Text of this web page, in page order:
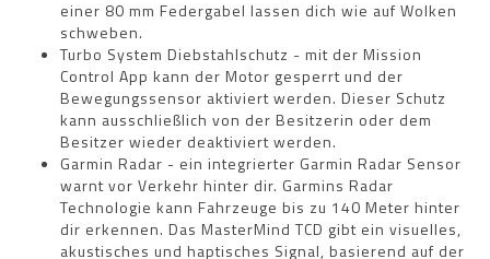
einer 80 mm Federgabel lassen dich wie auf Wolken
schweben.
Turbo System Diebstahlschutz - mit der Mission
Control App kann der Motor gesperrt und der
Bewegungssensor aktiviert werden. Dieser Schutz
kann ausschließlich von der Besitzerin oder dem
Besitzer wieder deaktiviert werden.
Garmin Radar - ein integrierter Garmin Radar Sensor
warnt vor Verkehr hinter dir. Garmins Radar
Technologie kann Fahrzeuge bis zu 140 Meter hinter
dir erkennen. Das MasterMind TCD gibt ein visuelles,
akustisches und haptisches Signal, basierend auf der